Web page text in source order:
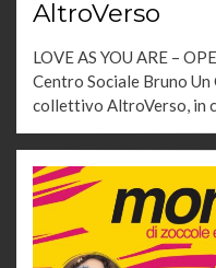
AltroVerso
LOVE AS YOU ARE –
Centro Sociale Bruno
collettivo AltroVerso, in